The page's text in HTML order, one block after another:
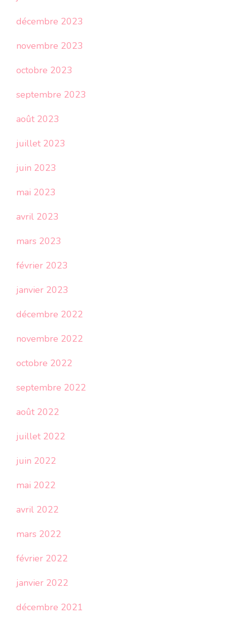
décembre 2023
novembre 2023
octobre 2023
septembre 2023
août 2023
juillet 2023
juin 2023
mai 2023
avril 2023
mars 2023
février 2023
janvier 2023
décembre 2022
novembre 2022
octobre 2022
septembre 2022
août 2022
juillet 2022
juin 2022
mai 2022
avril 2022
mars 2022
février 2022
janvier 2022
décembre 2021